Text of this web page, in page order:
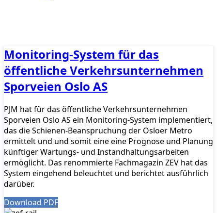
Monitoring-System für das
öffentliche Verkehrsunternehmen
Sporveien Oslo AS
PJM hat für das öffentliche Verkehrsunternehmen
Sporveien Oslo AS ein Monitoring-System implementiert,
das die Schienen-Beanspruchung der Osloer Metro
ermittelt und und somit eine eine Prognose und Planung
künftiger Wartungs- und Instandhaltungsarbeiten
ermöglicht. Das renommierte Fachmagazin ZEV hat das
System eingehend beleuchtet und berichtet ausführlich
darüber.
Download PDF